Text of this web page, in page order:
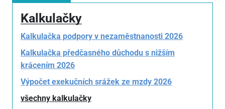
Kalkulačky
Kalkulačka podpory v nezaměstnanosti 2026
Kalkulačka předčasného důchodu s nižším
krácením 2026
Výpočet exekučních srážek ze mzdy 2026
všechny kalkulačky